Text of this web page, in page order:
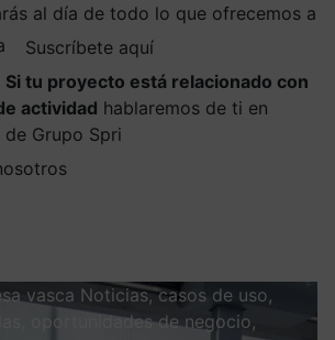
al día de todo lo que ofrecemos a
Suscríbete aquí
Si tu proyecto está relacionado con
actividad hablaremos de ti en
Grupo Spri
vasca Noticias, casos de uso,
oportunidades de negocio,